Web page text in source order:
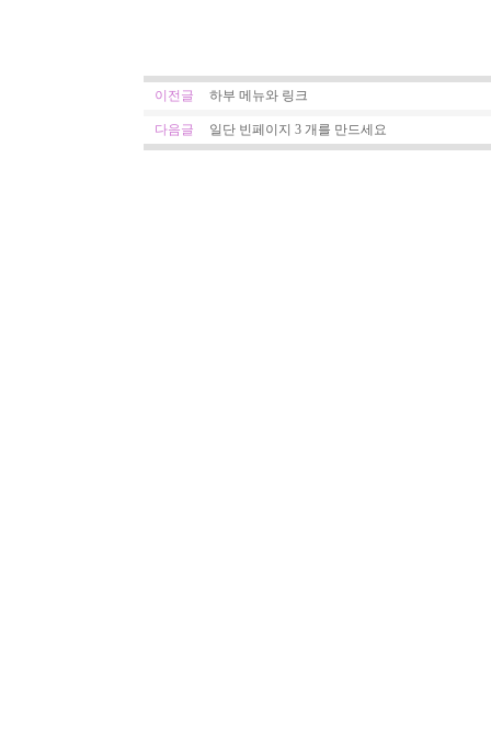
이전글 하부 메뉴와 링크
다음글 일단 빈페이지 3 개를 만드세요